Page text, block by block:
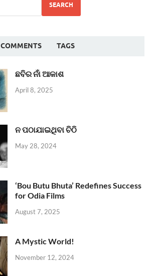
SEARCH
COMMENTS TAGS
ଛବିର ନାଁ ଆକାଶ
April 8, 2025
ନ ପଠାଯାଇଥିବା ଚିଠି
May 28, 2024
‘Bou Butu Bhuta’ Redefines Success
for Odia Films
August 7, 2025
A Mystic World!
November 12, 2024